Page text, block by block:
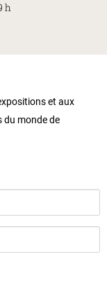
h
et aux
du monde de